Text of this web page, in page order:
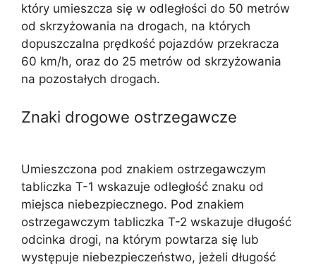
który umieszcza się w odległości do 50 metrów
od skrzyżowania na drogach, na których
dopuszczalna prędkość pojazdów przekracza
60 km/h, oraz do 25 metrów od skrzyżowania
na pozostałych drogach.
Znaki drogowe ostrzegawcze
Umieszczona pod znakiem ostrzegawczym
tabliczka T-1 wskazuje odległość znaku od
miejsca niebezpiecznego. Pod znakiem
ostrzegawczym tabliczka T-2 wskazuje długość
odcinka drogi, na którym powtarza się lub
występuje niebezpieczeństwo, jeżeli długość